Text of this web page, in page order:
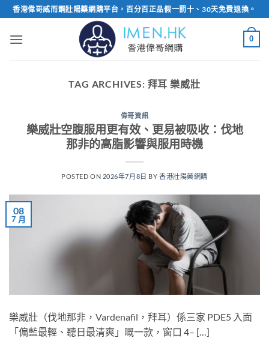
Skip
to
content
香港偉哥威而鋼壯陽藥網購平台，百分百正品假一罰十、30天免費退換。
0
TAG ARCHIVES: 拜耳 樂威壯
偉哥資訊
樂威壯空腹服用更有效、更易被吸收：伐地
那非的高脂影響與服用時機
POSTED ON 2026年7月8日 BY 香港壯陽藥網購
08
7 月
樂威壯（伐地那非，Vardenafil，拜耳）係三家 PDE5 入面
「偏藍最輕、聽日最清爽」嘅一款，窗口 4– […]